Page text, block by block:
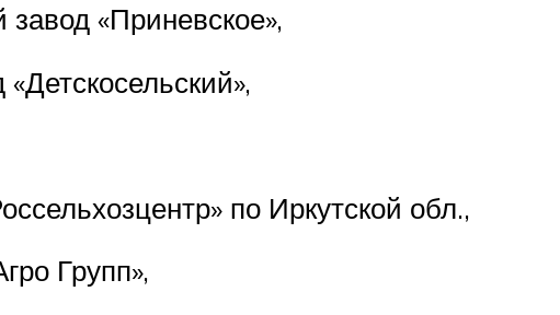
«Приневское»,
по Иркутской обл.,
Групп»,